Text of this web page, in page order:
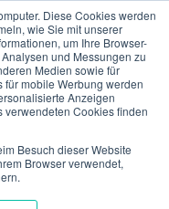
Diese Cookies werden
wie Sie mit unserer
um Ihre Browser-
und Messungen zu
Medien sowie für
mobile Werbung werden
Anzeigen
verwendeten Cookies finden
Besuch dieser Website
Browser verwendet,
de
&